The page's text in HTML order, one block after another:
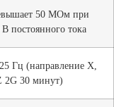
50 МОм при
постоянного тока
Гц (направление X,
2G 30 минут)